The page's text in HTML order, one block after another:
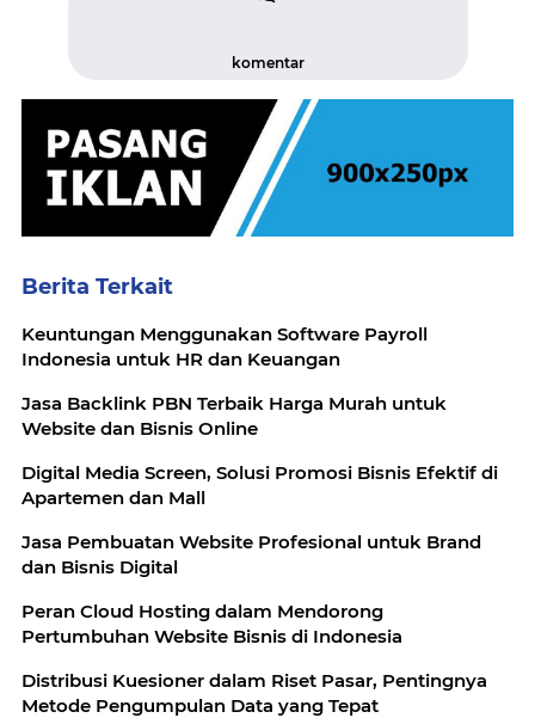
komentar
Berita Terkait
Keuntungan Menggunakan Software Payroll
Indonesia untuk HR dan Keuangan
Jasa Backlink PBN Terbaik Harga Murah untuk
Website dan Bisnis Online
Digital Media Screen, Solusi Promosi Bisnis Efektif di
Apartemen dan Mall
Jasa Pembuatan Website Profesional untuk Brand
dan Bisnis Digital
Peran Cloud Hosting dalam Mendorong
Pertumbuhan Website Bisnis di Indonesia
Distribusi Kuesioner dalam Riset Pasar, Pentingnya
Metode Pengumpulan Data yang Tepat